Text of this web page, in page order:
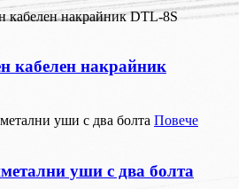
кабелен накрайник
Повече
уши с два болта